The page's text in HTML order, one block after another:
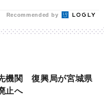
Recommended by
機関 復興局が宮城県
止へ